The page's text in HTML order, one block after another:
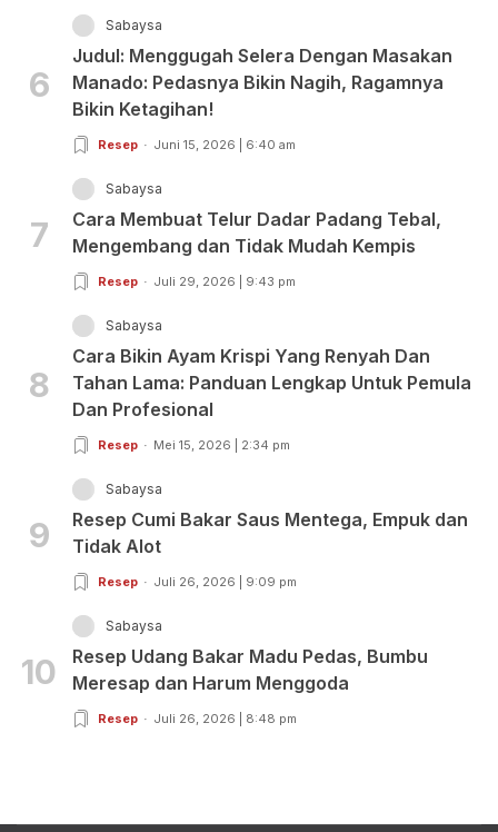
6
Sabaysa
Judul: Menggugah Selera Dengan Masakan
Manado: Pedasnya Bikin Nagih, Ragamnya
Bikin Ketagihan!
Resep Juni 15, 2026 | 6:40 am
7
Sabaysa
Cara Membuat Telur Dadar Padang Tebal,
Mengembang dan Tidak Mudah Kempis
Resep Juli 29, 2026 | 9:43 pm
8
Sabaysa
Cara Bikin Ayam Krispi Yang Renyah Dan
Tahan Lama: Panduan Lengkap Untuk Pemula
Dan Profesional
Resep Mei 15, 2026 | 2:34 pm
9
Sabaysa
Resep Cumi Bakar Saus Mentega, Empuk dan
Tidak Alot
Resep Juli 26, 2026 | 9:09 pm
10
Sabaysa
Resep Udang Bakar Madu Pedas, Bumbu
Meresap dan Harum Menggoda
Resep Juli 26, 2026 | 8:48 pm